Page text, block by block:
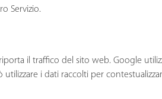
Servizio.
il traffico del sito web. Google
i dati raccolti per